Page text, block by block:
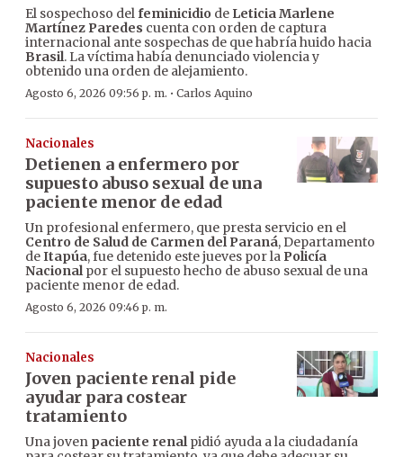
El sospechoso delfeminicidio de Leticia Marlene
Martínez Paredes cuenta con orden de captura
internacional ante sospechas de que habría huido hacia
Brasil. La víctima había denunciado violencia y
obtenido una orden de alejamiento.
Agosto 6, 2026 09:56 p. m. · Carlos Aquino
Nacionales
Detienen a enfermero por
supuesto abuso sexual de una
paciente menor de edad
Un profesional enfermero, que presta servicio en el
Centro de Salud de Carmen del Paraná, Departamento
deItapúa, fue detenido este jueves por la Policía
Nacionalpor el supuesto hecho de abuso sexual de una
paciente menor de edad.
Agosto 6, 2026 09:46 p. m.
Nacionales
Joven paciente renal pide
ayudar para costear
tratamiento
Una joven paciente renalpidió ayuda a la ciudadanía